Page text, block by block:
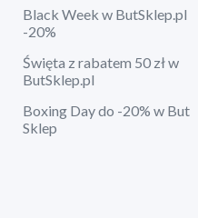
Black Week w ButSklep.pl
-20%
Święta z rabatem 50 zł w
ButSklep.pl
Boxing Day do -20% w But
Sklep